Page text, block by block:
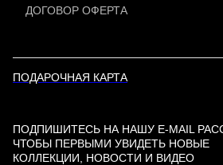
ДОГОВОР ОФЕРТА
ПОДАРОЧНАЯ КАРТА
ПОДПИШИТЕСЬ НА НАШУ E-MAIL
ЧТОБЫ ПЕРВЫМИ УВИДЕТЬ НОВЫЕ
КОЛЛЕКЦИИ, НОВОСТИ И ВИДЕО